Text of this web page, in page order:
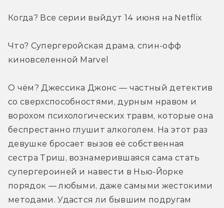
Когда? Все серии выйдут 14 июня на Netflix
Что? Супергеройская драма, спин-офф
киновселенной Marvel
О чём? Джессика Джонс — частный детектив
со сверхспособностями, дурным нравом и
ворохом психологических травм, которые она
беспрестанно глушит алкоголем. На этот раз
девушке бросает вызов её собственная
сестра Триш, вознамерившаяся сама стать
супергероиней и навести в Нью-Йорке
порядок — любыми, даже самыми жестокими
методами. Удастся ли бывшим подругам